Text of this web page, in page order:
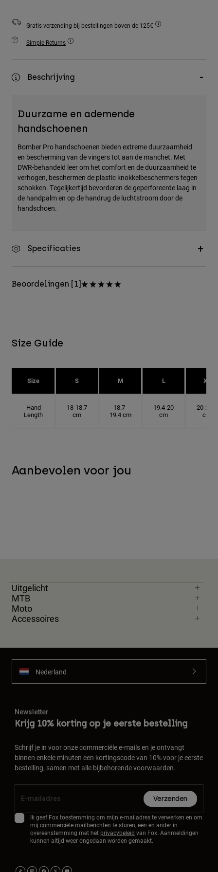
All Accessories
Bags & Backpacks
Alles bekijken
Gratis verzending bij bestellingen boven de 125€
Simple Returns
Beschrijving
Duurzame en ademende
handschoenen
Bomber Pro handschoenen bieden extreme duurzaamheid
en bescherming van de vingers tot aan de manchet. Met
DWR-behandeld leer om het comfort en de duurzaamheid te
verhogen, beschermen de plastic knokkelbeschermers tegen
schokken. Tegelijkertijd bevorderen de geperforeerde laag in
de handpalm en op de handrug de luchtstroom door de
handschoen.
Specificaties
Beoordelingen [1]
Size Guide
Size S M L XL
Hand
Length
18-18.7
cm
18.7-
19.4 cm
19.4-20
cm
20-20.6
cm
Aanbevolen voor jou
Uitgelicht
MTB
Moto
Accessoires
Nederland
Newsletter
Krijg 10% korting op je eerste bestelling
Schrijf je in voor onze commerciële e-mails en je ontvangt
binnen enkele minuten een kortingscode van 10% voor je eerste
bestelling, samen met alle bijbehorende voorwaarden.
Verzenden
Ik geef Fox toestemming om mijn e-mailadres te verwerken en om
mij commerciële mailberichten te sturen, een en ander in
overeenstemming met het privacybeleid van Fox. Aanmeldingen
kunnen altijd weer ongedaan worden gemaakt.